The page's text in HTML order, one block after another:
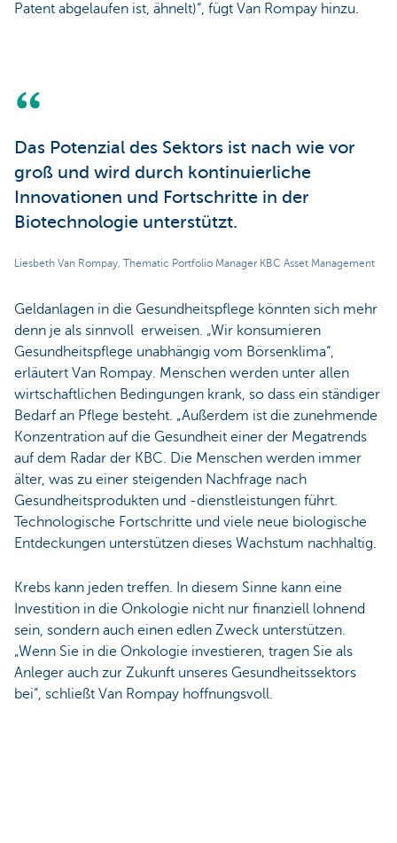
Patent abgelaufen ist, ähnelt)“, fügt Van Rompay hinzu.
Das Potenzial des Sektors ist nach wie vor
groß und wird durch kontinuierliche
Innovationen und Fortschritte in der
Biotechnologie unterstützt.
Liesbeth Van Rompay, Thematic Portfolio Manager KBC Asset Management
Geldanlagen in die Gesundheitspflege könnten sich mehr
denn je als sinnvoll erweisen. „Wir konsumieren
Gesundheitspflege unabhängig vom Börsenklima“,
erläutert Van Rompay. Menschen werden unter allen
wirtschaftlichen Bedingungen krank, so dass ein ständiger
Bedarf an Pflege besteht. „Außerdem ist die zunehmende
Konzentration auf die Gesundheit einer der Megatrends
auf dem Radar der KBC. Die Menschen werden immer
älter, was zu einer steigenden Nachfrage nach
Gesundheitsprodukten und -dienstleistungen führt.
Technologische Fortschritte und viele neue biologische
Entdeckungen unterstützen dieses Wachstum nachhaltig.
Krebs kann jeden treffen. In diesem Sinne kann eine
Investition in die Onkologie nicht nur finanziell lohnend
sein, sondern auch einen edlen Zweck unterstützen.
„Wenn Sie in die Onkologie investieren, tragen Sie als
Anleger auch zur Zukunft unseres Gesundheitssektors
bei“, schließt Van Rompay hoffnungsvoll.